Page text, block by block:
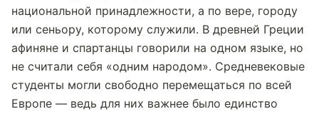
национальной принадлежности, а по вере, городу
или сеньору, которому служили. В древней Греции
афиняне и спартанцы говорили на одном языке, но
не считали себя «одним народом». Средневековые
студенты могли свободно перемещаться по всей
Европе — ведь для них важнее было единство